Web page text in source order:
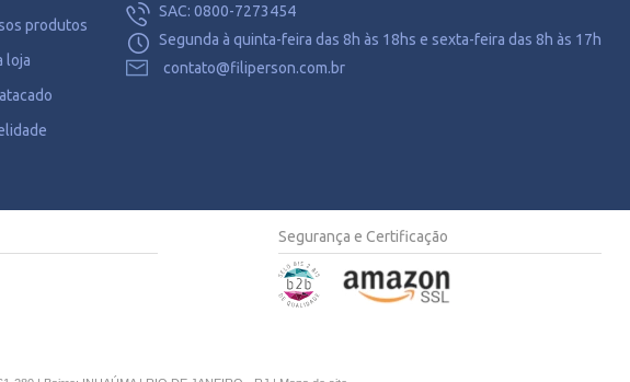
produtos
loja
SAC: 0800-7273454
Segunda à quinta-feira das 8h às 18hs e sexta-feira das 8h às 17h
contato@filiperson.com.br
Segurança e Certificação